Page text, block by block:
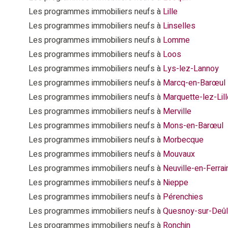
Les programmes immobiliers neufs à Lille
Les programmes immobiliers neufs à Linselles
Les programmes immobiliers neufs à Lomme
Les programmes immobiliers neufs à Loos
Les programmes immobiliers neufs à Lys-lez-Lannoy
Les programmes immobiliers neufs à Marcq-en-Barœul
Les programmes immobiliers neufs à Marquette-lez-
Les programmes immobiliers neufs à Merville
Les programmes immobiliers neufs à Mons-en-Barœul
Les programmes immobiliers neufs à Morbecque
Les programmes immobiliers neufs à Mouvaux
Les programmes immobiliers neufs à Neuville-en-
Les programmes immobiliers neufs à Nieppe
Les programmes immobiliers neufs à Pérenchies
Les programmes immobiliers neufs àQuesnoy-sur-